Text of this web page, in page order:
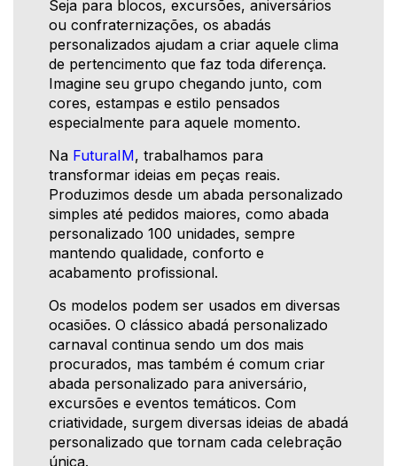
Seja para blocos, excursões, aniversários
ou confraternizações, os abadás
personalizados ajudam a criar aquele clima
de pertencimento que faz toda diferença.
Imagine seu grupo chegando junto, com
cores, estampas e estilo pensados
especialmente para aquele momento.
Na FuturaIM, trabalhamos para
transformar ideias em peças reais.
Produzimos desde um abada personalizado
simples até pedidos maiores, como abada
personalizado 100 unidades, sempre
mantendo qualidade, conforto e
acabamento profissional.
Os modelos podem ser usados em diversas
ocasiões. O clássico abadá personalizado
carnaval continua sendo um dos mais
procurados, mas também é comum criar
abada personalizado para aniversário,
excursões e eventos temáticos. Com
criatividade, surgem diversas ideias de abadá
personalizado que tornam cada celebração
única.